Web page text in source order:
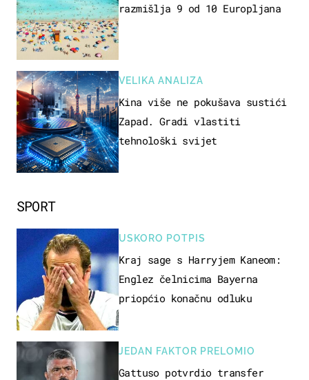
SPORT
USKORO POTPIS
Kraj sage s Harryjem Kaneom:
Englez čelnicima Bayerna
priopćio konačnu odluku
JEDAN FAKTOR PRELOMIO
Gattuso potvrdio transfer
razmišlja 9 od 10 Europljana
VELIKA ANALIZA
Kina više ne pokušava sustići
Zapad. Gradi vlastiti
tehnološki svijet